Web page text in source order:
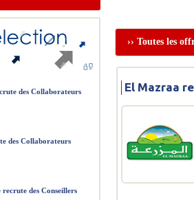
›› Toutes les
El Mazraa
des Collaborateurs
des Collaborateurs
des Conseillers